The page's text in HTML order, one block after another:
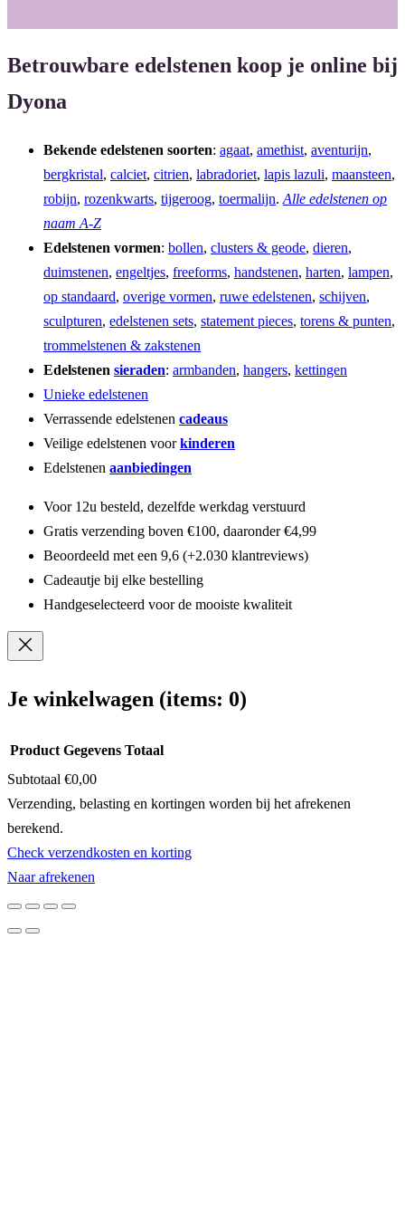
Betrouwbare edelstenen koop je online bij
Dyona
Bekende edelstenen soorten: agaat, amethist, aventurijn,
bergkristal, calciet, citrien, labradoriet, lapis lazuli, maansteen,
robijn, rozenkwarts, tijgeroog, toermalijn. Alle edelstenen op
naam A-Z
Edelstenen vormen: bollen, clusters & geode, dieren,
duimstenen, engeltjes, freeforms, handstenen, harten, lampen,
op standaard, overige vormen, ruwe edelstenen, schijven,
sculpturen, edelstenen sets, statement pieces, torens & punten,
trommelstenen & zakstenen
Edelstenen sieraden: armbanden, hangers, kettingen
Unieke edelstenen
Verrassende edelstenen cadeaus
Veilige edelstenen voorkinderen
Edelstenen aanbiedingen
Voor 12u besteld, dezelfde werkdag verstuurd
Gratis verzending boven €100, daaronder €4,99
Beoordeeld met een 9,6 (+2.030 klantreviews)
Cadeautje bij elke bestelling
Handgeselecteerd voor de mooiste kwaliteit
Je winkelwagen (items: 0)
Producten
in
winkelwagen
Product Gegevens Totaal
Subtotaal €0,00
Verzending, belasting en kortingen worden bij het afrekenen
berekend.
Check verzendkosten en korting
Naar afrekenen